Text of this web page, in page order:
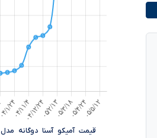
قیمت آمیکو آسنا دوگانه مدل 1401 تولید آمیکو، در تاریخ 14 مرداد